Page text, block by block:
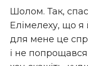
Шолом. Так,
Елімелеху, що
для мене це
і не